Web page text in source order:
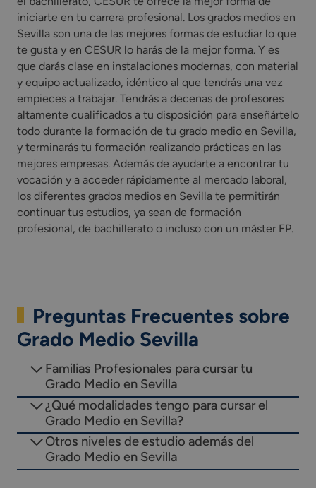
iniciarte en tu carrera profesional. Los grados medios en
Sevilla son una de las mejores formas de estudiar lo que
te gusta y en CESUR lo harás de la mejor forma. Y es
que darás clase en instalaciones modernas, con material
y equipo actualizado, idéntico al que tendrás una vez
empieces a trabajar. Tendrás a decenas de profesores
altamente cualificados a tu disposición para enseñártelo
todo durante la formación de tu grado medio en Sevilla,
y terminarás tu formación realizando prácticas en las
mejores empresas. Además de ayudarte a encontrar tu
vocación y a acceder rápidamente al mercado laboral,
los diferentes grados medios en Sevilla te permitirán
continuar tus estudios, ya sean de formación
profesional, de bachillerato o incluso con un máster FP.
Preguntas Frecuentes sobre
Grado Medio Sevilla
Familias Profesionales para cursar tu
Grado Medio en Sevilla
¿Qué modalidades tengo para cursar el
Grado Medio en Sevilla?
Otros niveles de estudio además del
Grado Medio en Sevilla